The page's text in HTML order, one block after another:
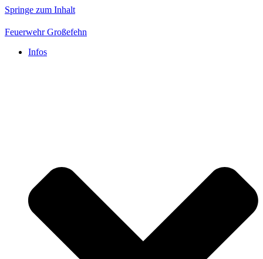
Springe zum Inhalt
Feuerwehr Großefehn
Infos